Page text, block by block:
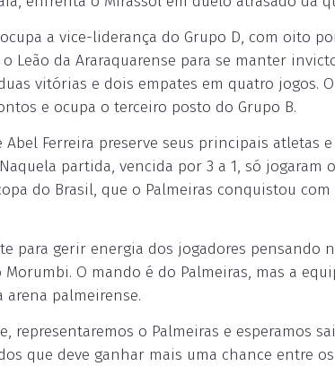
a vice-liderança do Grupo D, com oito
Leão da Araraquarense para se manter
vitórias e dois empates em quatro jogos.
e ocupa o terceiro posto do Grupo B.
Ferreira preserve seus principais atletas
partida, vencida por 3 a 1, só jogaram
do Brasil, que o Palmeiras conquistou
para gerir energia dos jogadores pensando
O mando é do Palmeiras, mas a
arena palmeirense.
representaremos o Palmeiras e esperamos
que deve ganhar mais uma chance entre